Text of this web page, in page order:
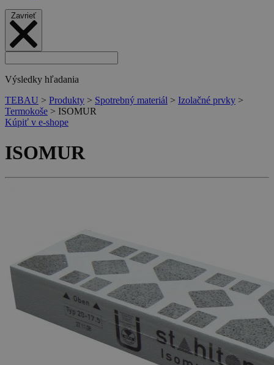
Výsledky hľadania
TEBAU > Produkty > Spotrebný materiál > Izolačné prvky >
Termokoše > ISOMUR
Kúpiť v e-shope
ISOMUR